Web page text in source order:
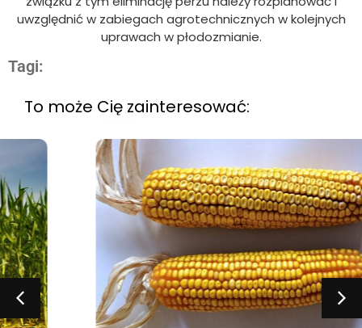
uwzględnić w zabiegach agrotechnicznych w kolejnych
uprawach w płodozmianie.
Tagi:
To może Cię zainteresować: